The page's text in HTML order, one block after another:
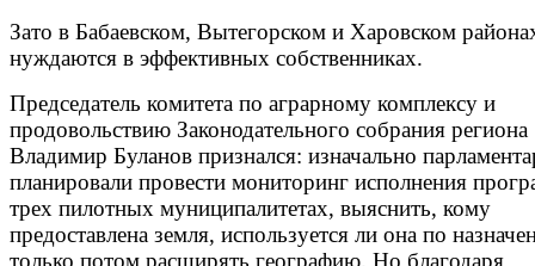
Зато в Бабаевском, Вытегорском и Харовском
нуждаются в эффективных собственниках.
Председатель комитета по аграрному комплексу и
продовольствию Законодательного собрания региона
Владимир Буланов признался: изначально
планировали провести мониторинг исполнения
трех пилотных муниципалитетах, выяснить, кому
предоставлена земля, используется ли она по
только потом расширять географию. Но благодаря